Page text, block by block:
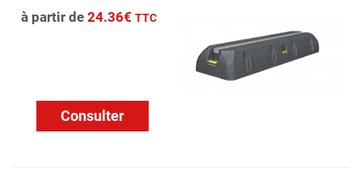
à partir de 24.36€ TTC
Consulter